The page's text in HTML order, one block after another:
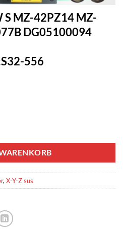
S MZ-42PZ14 MZ-
DG05100094
556
,X-Y-Z sus